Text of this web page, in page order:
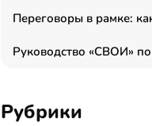
Рубрики